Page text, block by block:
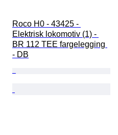
Roco H0 - 43425 -
Elektrisk lokomotiv (1) -
BR 112 TEE fargelegging
- DB